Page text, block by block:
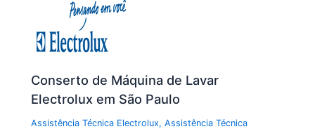
Conserto de Máquina de Lavar
Electrolux em São Paulo
Assistência Técnica Electrolux,Assistência Técnica